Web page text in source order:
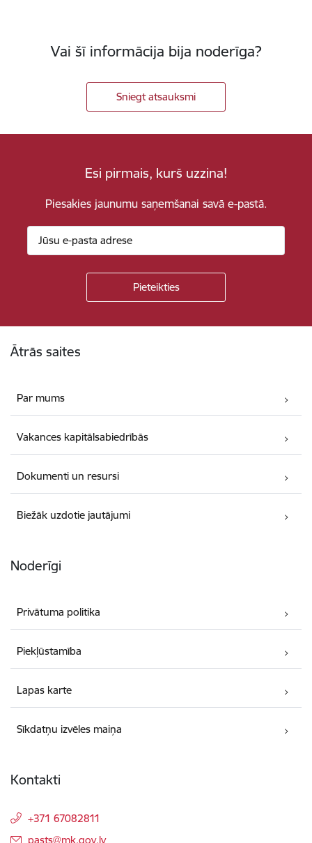
Vai šī informācija bija noderīga?
Sniegt atsauksmi
Esi pirmais, kurš uzzina!
Piesakies jaunumu saņemšanai savā e-pastā.
Ātrās saites
Par mums
Vakances kapitālsabiedrībās
Dokumenti un resursi
Biežāk uzdotie jautājumi
Noderīgi
Privātuma politika
Piekļūstamība
Lapas karte
Sīkdatņu izvēles maiņa
Kontakti
+371 67082811
E-pasts:
pasts@mk.gov.lv